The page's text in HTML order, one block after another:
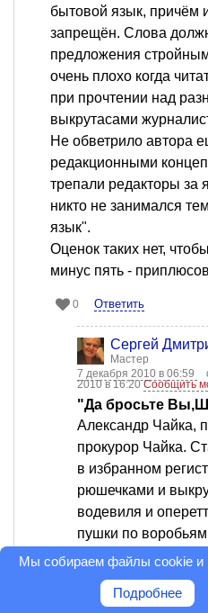
бытовой язык, причём
запрещён. Слова
предложения
очень плохо когда
при прочтении над
выкрутасами
Не обветрило автора
редакционными
трепали редакторы за
никто не занимался
язык".
Оценок таких нет,
минус пять -
0 Ответить
Сергей
Мастер
7 декабря 2010 в 06:59
2010 в 16:20Сообщить
"Да бросьте
Александр Чайка,
прокурор Чайка.
в избранном
рюшечками и
водевиля и
пушки по
позиции тяжёлую
познаний и
язык могут
Мы собираем файлы cookie и
Подробнее